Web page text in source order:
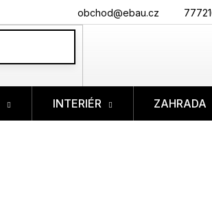
obchod@ebau.cz
INTERIÉR ZAHRADA